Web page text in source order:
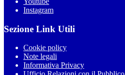
Instagram
Sezione Link Utili
Cookie policy
Note legali
Informativa Privacy